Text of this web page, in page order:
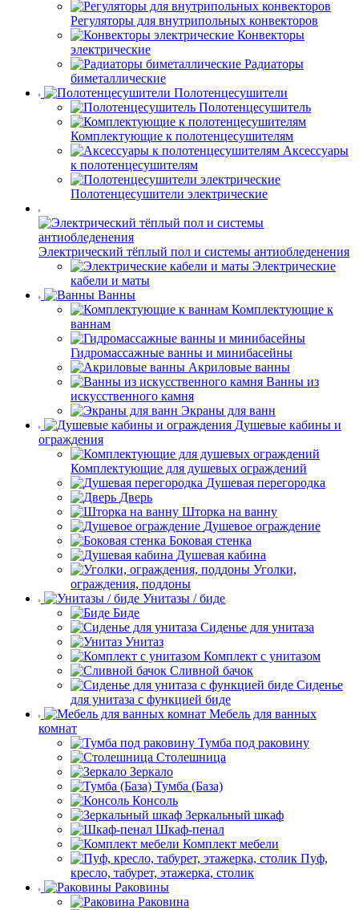
Регуляторы для внутрипольных конвекторов
Конвекторы
электрические
Радиаторы
биметаллические
Полотенцесушители
Полотенцесушитель
Комплектующие к полотенцесушителям
Аксессуары
к полотенцесушителям
Полотенцесушители электрические
Электрический тёплый пол и системы антиобледенения
Электрические
кабели и маты
Ванны
Комплектующие к
ваннам
Гидромассажные ванны и минибасейны
Акриловые ванны
Ванны из
искусственного камня
Экраны для ванн
Душевые кабины и
ограждения
Комплектующие для душевых ограждений
Душевая перегородка
Дверь
Шторка на ванну
Душевое ограждение
Боковая стенка
Душевая кабина
Уголки,
ограждения, поддоны
Унитазы / биде
Биде
Сиденье для унитаза
Унитаз
Комплект с унитазом
Сливной бачок
Сиденье
для унитаза с функцией биде
Мебель для ванных
комнат
Тумба под раковину
Столешница
Зеркало
Тумба (База)
Консоль
Зеркальный шкаф
Шкаф-пенал
Комплект мебели
Пуф,
кресло, табурет, этажерка, столик
Раковины
Раковина